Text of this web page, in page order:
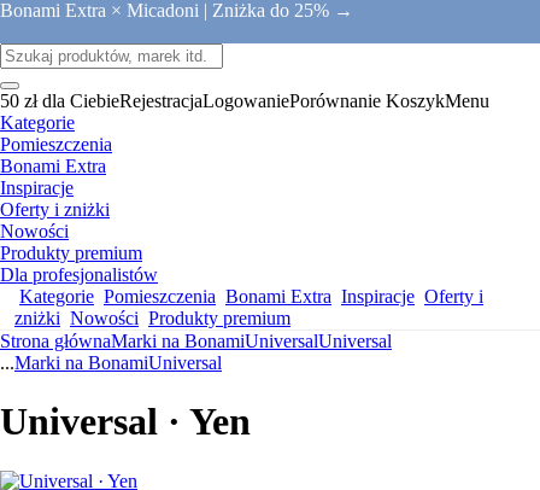
Bonami Extra × Micadoni | Zniżka do 25% →
50 zł dla CiebieRejestracjaLogowaniePorównanie KoszykMenu
Kategorie
Pomieszczenia
Bonami Extra
Inspiracje
Oferty i zniżki
Nowości
Produkty premium
Dla profesjonalistów
Kategorie Pomieszczenia Bonami Extra Inspiracje Oferty i
zniżki Nowości Produkty premium
Strona głównaMarki na BonamiUniversalUniversal
...Marki na BonamiUniversal
Universal · Yen